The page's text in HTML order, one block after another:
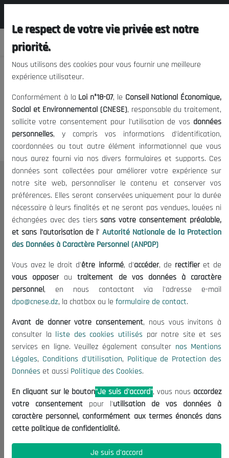
Nous vous prions de nous
excuser, mais l'accès à ce
contenu est restreint.
Le CNESE
A Propos
Le président
Organisation
Publications
Informations utiles
Appels d'offres et Consultations
Mentions Légales
Conditions d'Utilisation
Politique de Protection des Données
Politique des Cookies
Nous Contacter
(+213) 021 98 01 00|01|02
contact@cnese.dz
Suggestions ou Initiatives ?
Newsletter
dernières nouvelles.
Le respect de votre vie privée est notre
priorité.
Nous utilisons des cookies pour vous fournir une meilleure
expérience utilisateur.
Conformément à la Loi n°18-07, le Conseil National Économique,
Social et Environnemental (CNESE), responsable du traitement,
sollicite votre consentement pour l'utilisation de vos données
personnelles, y compris vos informations d'identification,
coordonnées ou tout autre élément informationnel que vous
nous aurez fourni via nos divers formulaires et supports. Ces
données sont collectées pour améliorer votre expérience sur
notre site web, personnaliser le contenu et conserver vos
préférences. Elles seront conservées uniquement pour la durée
nécessaire à leurs finalités et ne seront pas vendues, louées ni
échangées avec des tierssans votre consentement préalable,
et sans l'autorisation de l' Autorité Nationale de la Protection
des Données à Caractère Personnel (ANPDP)
Vous avez le droit d'être informé, d'accéder, de rectifieret de
vous opposerautraitement de vos données à caractère
personnel, en nous contactant via l'adresse e-mail
dpo@cnese.dz, la chatbox ou le formulaire de contact.
Avant de donner votre consentement, nous vous invitons à
consulter la liste des cookies utilisés par notre site et ses
services en ligne. Veuillez également consulter nos Mentions
Légales, Conditions d'Utilisation, Politique de Protection des
Données et aussi Politique des Cookies.
En cliquant sur le bouton"Je suis d'accord", vous nous accordez
votre consentement pour l'utilisation de vos données à
caractère personnel, conformément aux termes énoncés dans
cette politique de confidentialité.
Je suis d'accord